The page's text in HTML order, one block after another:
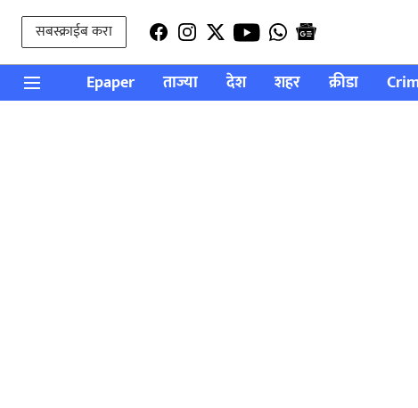
सबस्क्राईब करा
Epaper ताज्या देश शहर क्रीडा